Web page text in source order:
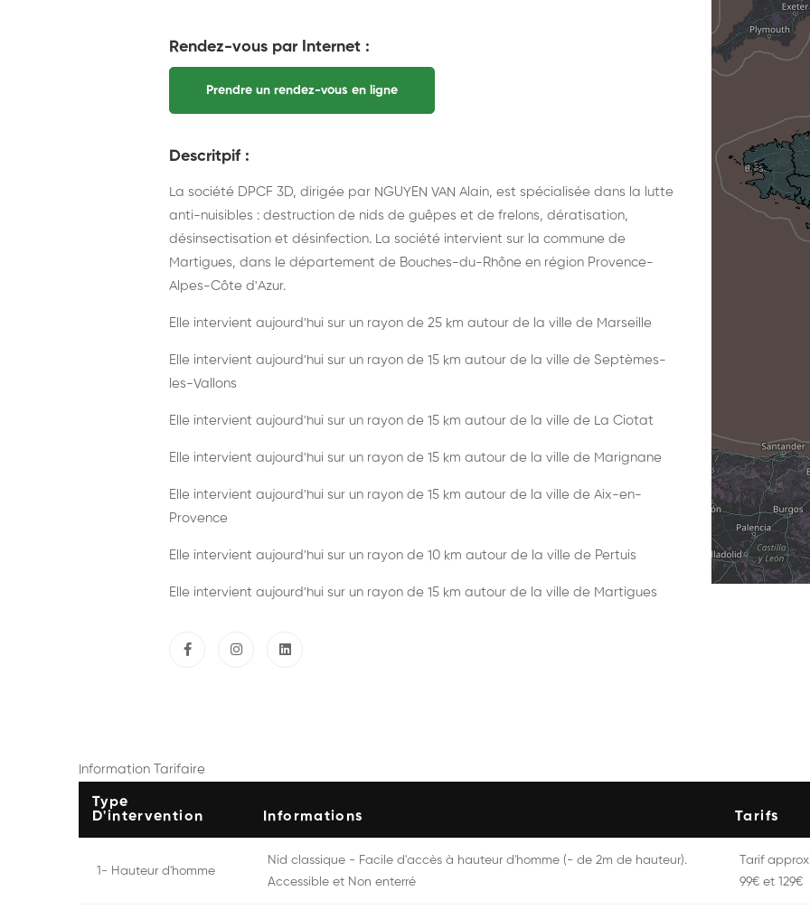
Rendez-vous par Internet :
Prendre un rendez-vous en ligne
Descritpif :
La société DPCF 3D, dirigée par NGUYEN VAN Alain, est spécialisée dans la lutte
anti-nuisibles : destruction de nids de guêpes et de frelons, dératisation,
désinsectisation et désinfection. La société intervient sur la commune de
Martigues, dans le département de Bouches-du-Rhône en région Provence-
Alpes-Côte d'Azur.
Elle intervient aujourd'hui sur un rayon de 25 km autour de la ville de Marseille
Elle intervient aujourd'hui sur un rayon de 15 km autour de la ville de Septèmes-
les-Vallons
Elle intervient aujourd'hui sur un rayon de 15 km autour de la ville de La Ciotat
Elle intervient aujourd'hui sur un rayon de 15 km autour de la ville de Marignane
Elle intervient aujourd'hui sur un rayon de 15 km autour de la ville de Aix-en-
Provence
Elle intervient aujourd'hui sur un rayon de 10 km autour de la ville de Pertuis
Elle intervient aujourd'hui sur un rayon de 15 km autour de la ville de Martigues
Information Tarifaire
Type
D'intervention
Informations Tarifs
1- Hauteur d'homme
Nid classique - Facile d'accès à hauteur d'homme (- de 2m de hauteur).
Accessible et Non enterré
Tarif
99€ et 129€